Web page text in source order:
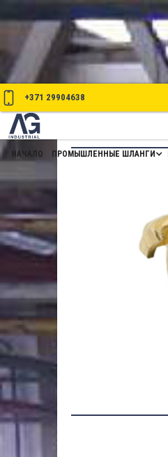
+371 29904638
НАЧАЛО ПРОМЫШЛЕННЫЕ ШЛАНГИ